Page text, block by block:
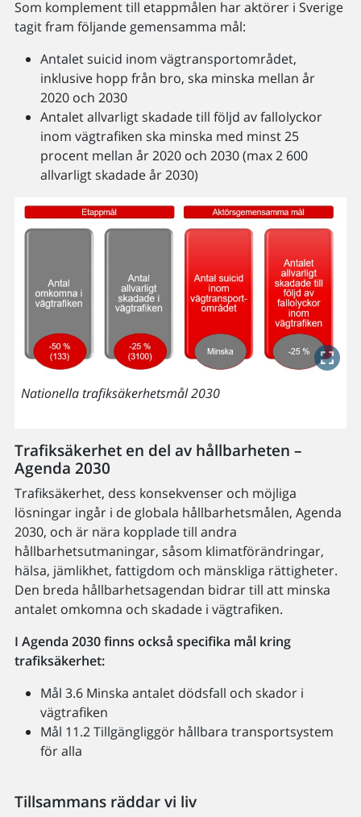
Som komplement till etappmålen har aktörer i Sverige
tagit fram följande gemensamma mål:
Antalet suicid inom vägtransportområdet,
inklusive hopp från bro, ska minska mellan år
2020 och 2030
Antalet allvarligt skadade till följd av fallolyckor
inom vägtrafiken ska minska med minst 25
procent mellan år 2020 och 2030 (max 2 600
allvarligt skadade år 2030)
Nationella trafiksäkerhetsmål 2030
Trafiksäkerhet en del av hållbarheten –
Agenda 2030
Trafiksäkerhet, dess konsekvenser och möjliga
lösningar ingår i de globala hållbarhetsmålen, Agenda
2030, och är nära kopplade till andra
hållbarhetsutmaningar, såsom klimatförändringar,
hälsa, jämlikhet, fattigdom och mänskliga rättigheter.
Den breda hållbarhetsagendan bidrar till att minska
antalet omkomna och skadade i vägtrafiken.
I Agenda 2030 finns också specifika mål kring
trafiksäkerhet:
Mål 3.6 Minska antalet dödsfall och skador i
vägtrafiken
Mål 11.2 Tillgängliggör hållbara transportsystem
för alla
Tillsammans räddar vi liv